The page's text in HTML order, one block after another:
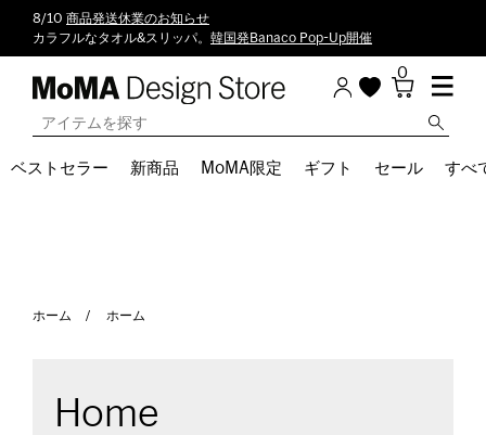
8/10 商品発送休業のお知らせ
カラフルなタオル&スリッパ。 韓国発Banaco Pop-Up開催
0
ベストセラー 新商品 MoMA限定 ギフト セール すべ
ホーム ホーム
Home